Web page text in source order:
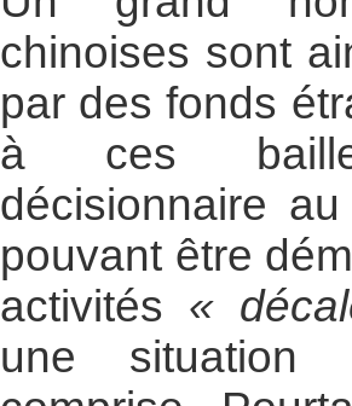
chinoises sont
par des fonds
à ces
décisionnaire
pouvant être
activités «
une situation